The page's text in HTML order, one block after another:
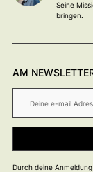
Seine
bringen.
AM
Durch deine